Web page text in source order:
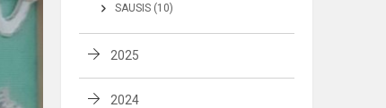
SAUSIS (10)
2025
2024